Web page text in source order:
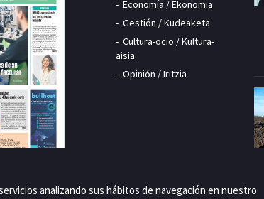
Economía / Ekonomia
Gestión / Kudeaketa
Cultura-ocio / Kultura-
aisia
Opinión / Iritzia
analizando sus hábitos de navegación en nuestro